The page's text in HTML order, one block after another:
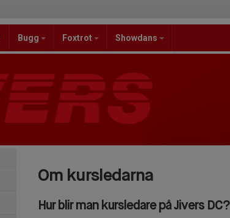
Bugg Foxtrot Showdans
Om kursledarna
Hur blir man kursledare på Jivers DC?